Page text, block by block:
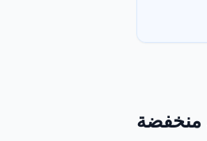
منخفضة